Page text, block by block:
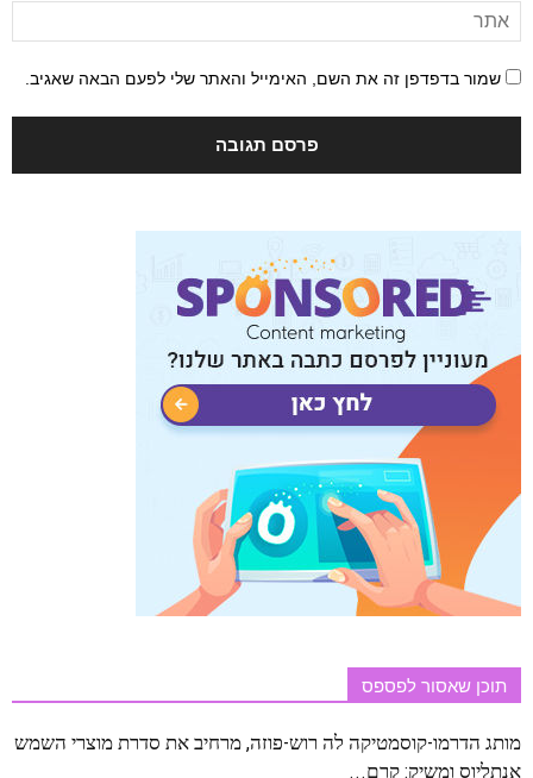
שמור בדפדפן זה את השם, האימייל והאתר שלי לפעם הבאה שאגיב.
תוכן שאסור לפספס
מותג הדרמו-קוסמטיקה לה רוש-פוזה, מרחיב את סדרת מוצרי השמש
אנתליוס ומשיק: קרם...